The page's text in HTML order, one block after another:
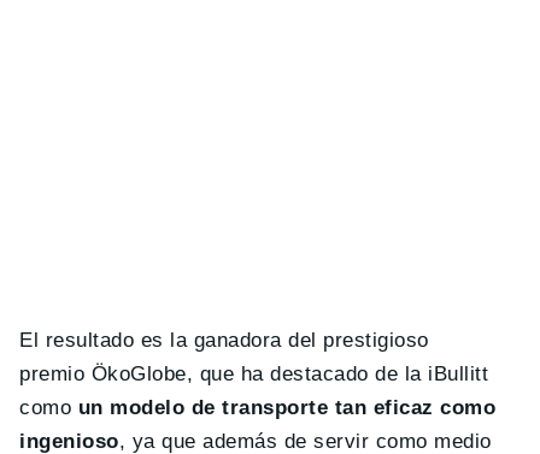
El resultado es la ganadora del prestigioso
premio ÖkoGlobe, que ha destacado de la iBullitt
como un modelo de transporte tan eficaz como
ingenioso, ya que además de servir como medio